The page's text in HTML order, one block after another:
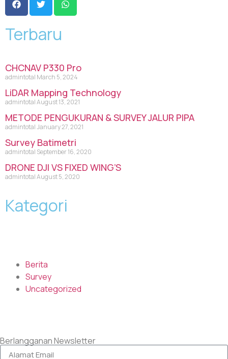
Terbaru
CHCNAV P330 Pro
admintotal March 5, 2024
LiDAR Mapping Technology
admintotalAugust 13, 2021
METODE PENGUKURAN & SURVEY JALUR PIPA
admintotalJanuary 27, 2021
Survey Batimetri
admintotal September 16, 2020
DRONE DJI VS FIXED WING’S
admintotalAugust 5, 2020
Kategori
Berita
Survey
Uncategorized
Berlangganan Newsletter